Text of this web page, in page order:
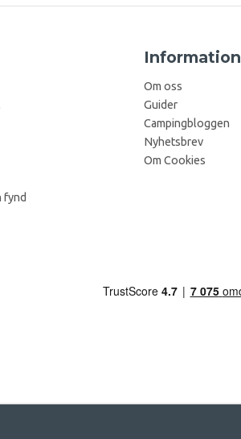
fynd
Information
Om oss
Guider
Campingbloggen
Nyhetsbrev
Om Cookies